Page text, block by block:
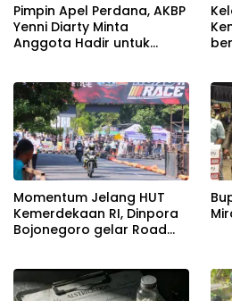
Pimpin Apel Perdana, AKBP
Yenni Diarty Minta
Anggota Hadir untuk
Momentum Jelang HUT
Kemerdekaan RI, Dinpora
Bojonegoro gelar Road